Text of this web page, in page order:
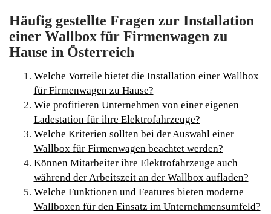
Häufig gestellte Fragen zur Installation
einer Wallbox für Firmenwagen zu
Hause in Österreich
Welche Vorteile bietet die Installation einer Wallbox
für Firmenwagen zu Hause?
Wie profitieren Unternehmen von einer eigenen
Ladestation für ihre Elektrofahrzeuge?
Welche Kriterien sollten bei der Auswahl einer
Wallbox für Firmenwagen beachtet werden?
Können Mitarbeiter ihre Elektrofahrzeuge auch
während der Arbeitszeit an der Wallbox aufladen?
Welche Funktionen und Features bieten moderne
Wallboxen für den Einsatz im Unternehmensumfeld?